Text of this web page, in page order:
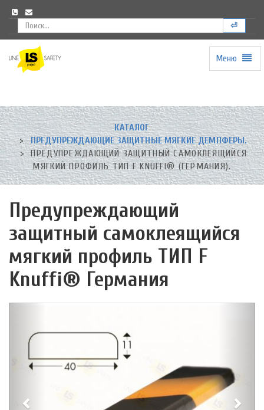
⏎
to
homepage
Меню
КАТАЛОГ
ПРЕДУПРЕЖДАЮЩИЕ ЗАЩИТНЫЕ МЯГКИЕ ДЕМПФЕРЫ.
ПРЕДУПРЕЖДАЮЩИЙ ЗАЩИТНЫЙ САМОКЛЕЯЩИЙСЯ
МЯГКИЙ ПРОФИЛЬ ТИП F KNUFFI® (ГЕРМАНИЯ).
Предупреждающий
защитный самоклеящийся
мягкий профиль ТИП F
Knuffi® Германия